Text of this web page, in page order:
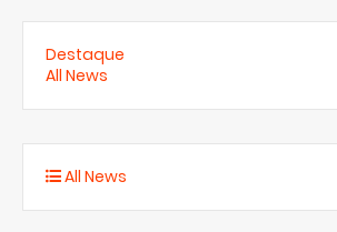
Destaque
All News
All News